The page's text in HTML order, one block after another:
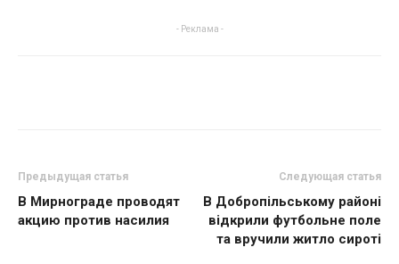
- Реклама -
Предыдущая статья
В Мирнограде проводят
акцию против насилия
Следующая статья
В Добропільському районі
відкрили футбольне поле
та вручили житло сироті